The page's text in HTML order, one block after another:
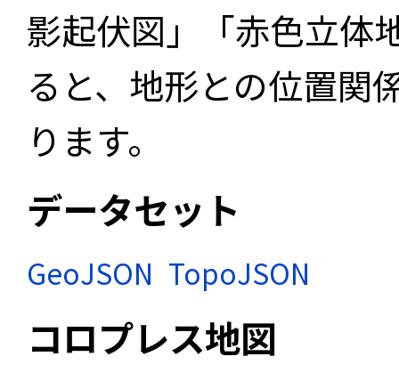
影起伏図」「赤色立体
ると、地形との位置関
ります。
データセット
GeoJSON TopoJSON
コロプレス地図